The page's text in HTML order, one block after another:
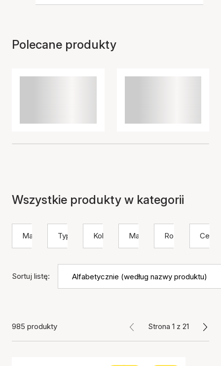
Polecane produkty
Wszystkie produkty w kategorii
Marka Typ Kolor Materiał Rozmiar Cena
Sortuj listę:
985 produkty Strona 1 z 21